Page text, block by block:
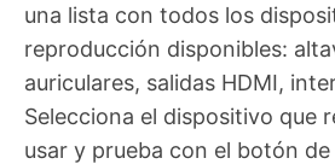
una lista con todos los
reproducción disponibles:
auriculares, salidas HDMI,
Selecciona el dispositivo que
usar y prueba con el botón